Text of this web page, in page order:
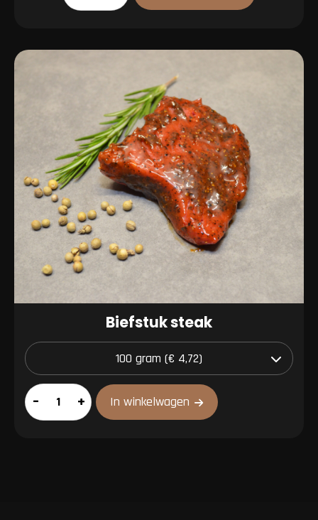
aantal
Biefstuk steak
Biefstuk
steak
– + In winkelwagen